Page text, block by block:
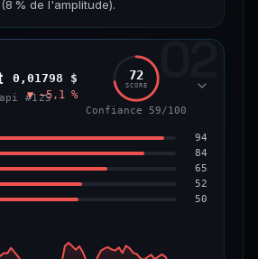
% de l'amplitude).
VOLUME 24 H
VAR. 30 J
−16,9 %
65/100
02
#125
0,01798 $
▼ −5,1 %
72
SCORE
Confiance 59/100
94
84
65
52
50